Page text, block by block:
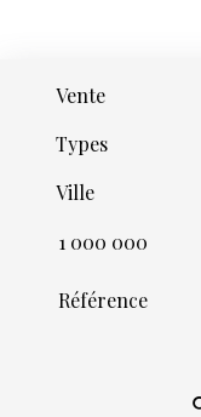
Vente
Types
Ville